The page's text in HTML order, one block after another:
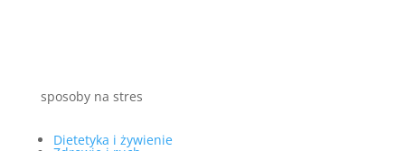
sposoby na stres
Dietetyka i żywienie